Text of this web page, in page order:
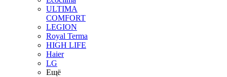
ULTIMA
COMFORT
LEGION
Royal Terma
HIGH LIFE
Haier
LG
Ещё